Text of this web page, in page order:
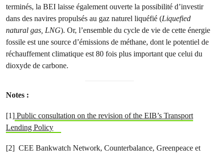
terminés, la BEI laisse également ouverte la possibilité d’investir
dans des navires propulsés au gaz naturel liquéfié (Liquefied
natural gas, LNG). Or, l’ensemble du cycle de vie de cette énergie
fossile est une source d’émissions de méthane, dont le potentiel de
réchauffement climatique est 80 fois plus important que celui du
dioxyde de carbone.
Notes :
[1] Public consultation on the revision of the EIB’s Transport
Lending Policy
[2] CEE Bankwatch Network, Counterbalance, Greenpeace et